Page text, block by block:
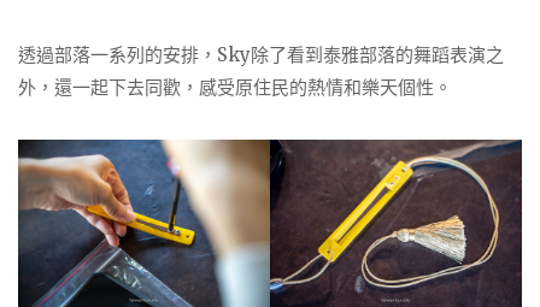
透過部落一系列的安排，Sky除了看到泰雅部落的舞蹈表演之
外，還一起下去同歡，感受原住民的熱情和樂天個性。